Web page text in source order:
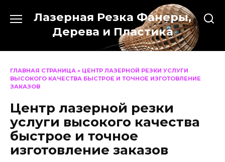
содержанию
Лазерная Резка Фанеры,
Дерева и Пластика
ГЛАВНАЯ СТРАНИЦА » ЦЕНТР ЛАЗЕРНОЙ РЕЗКИ УСЛУГИ
ВЫСОКОГО КАЧЕСТВА БЫСТРОЕ И ТОЧНОЕ ИЗГОТОВЛЕНИЕ
ЗАКАЗОВ
Центр лазерной резки
услуги высокого качества
быстрое и точное
изготовление заказов